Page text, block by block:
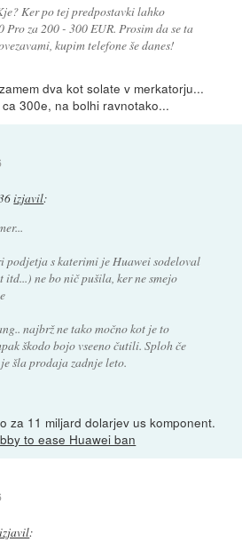
Ker po tej predpostavki lahko
za 200 - 300 EUR. Prosim da se ta
kupim telefone še danes!
dva kot solate v merkatorju...
300e, na bolhi ravnotako...
izjavil:
podjetja s katerimi je Huawei sodeloval
ne bo nič pušila, ker ne smejo
najbrž ne tako močno kot je to
škodo bojo vseeno čutili. Sploh če
šla prodaja zadnje leto.
za 11 miljard dolarjev us komponent.
to ease Huawei ban
izjavil: